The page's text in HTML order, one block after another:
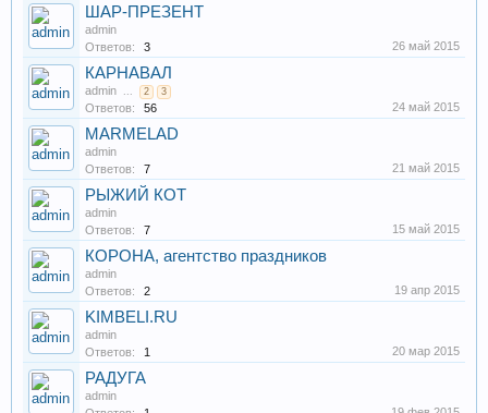
ШАР-ПРЕЗЕНТ
admin
Ответов:
3 26 май 2015
КАРНАВАЛ
admin ... 2 3
Ответов: 56 24 май 2015
MARMELAD
admin
Ответов:
7 21 май 2015
РЫЖИЙ КОТ
admin
Ответов:
7 15 май 2015
КОРОНА, агентство праздников
admin
Ответов:
2 19 апр 2015
KIMBELI.RU
admin
Ответов:
1 20 мар 2015
РАДУГА
admin